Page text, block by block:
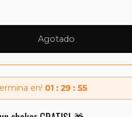
Agotado
en! 01 : 29 : 54